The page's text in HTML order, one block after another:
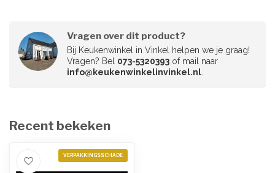
Vragen over dit product?
Bij Keukenwinkel in Vinkel helpen we je graag!
Vragen? Bel 073-5320393 of mail naar
info@keukenwinkelinvinkel.nl.
Recent bekeken
VERPAKKINGSSCHADE